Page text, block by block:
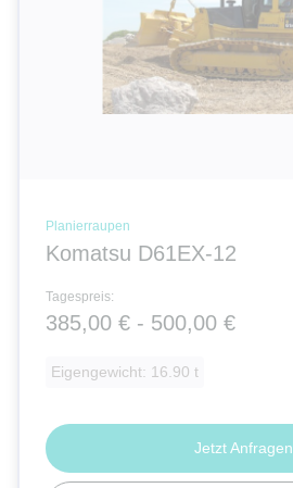
Planierraupen
Komatsu D61EX-12
Tagespreis:
385,00 € - 500,00 €
Eigengewicht: 16.90 t
Jetzt Anfragen